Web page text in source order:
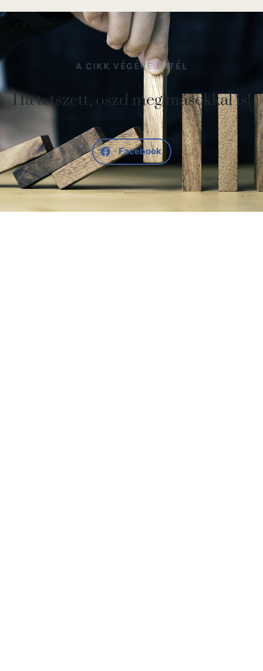
A CIKK VÉGÉRE ÉRTÉL
Ha tetszett, oszd meg másokkal is!
Facebook